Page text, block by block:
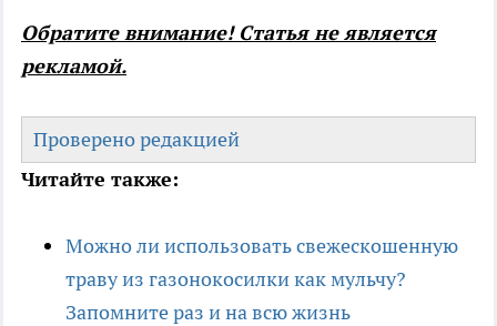
Обратите внимание! Статья не является
рекламой.
Проверено редакцией
Читайте также:
Можно ли использовать свежескошенную
траву из газонокосилки как мульчу?
Запомните раз и на всю жизнь